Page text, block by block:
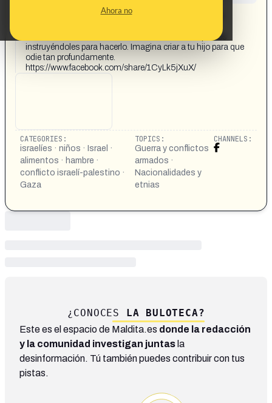
Ahora no
Mira como estos niños rabiosos de colonos destruyen
hambrientos en Gaza. Se escucha a uno de los padres
instruyéndoles para hacerlo. Imagina criar a tu hijo para que
odie tan profundamente.
https://www.facebook.com/share/1CyLk5jXuX/
CATEGORIES:
israelíes · niños · Israel ·
alimentos · hambre ·
conflicto israelí-palestino ·
Gaza
TOPICS:
Guerra y conflictos
armados ·
Nacionalidades y
etnias
CHANNELS:
¿CONOCES LA BULOTECA?
Este es el espacio de Maldita.es donde la redacción
y la comunidad investigan juntas la
desinformación. Tú también puedes contribuir con tus
pistas.